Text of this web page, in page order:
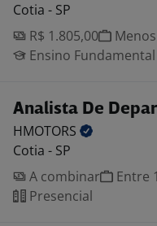
Cotia - SP
R$ 1.805,00
Ensino Fundamental
Analista De
HMOTORS
Cotia - SP
A combinar
Entre
Presencial